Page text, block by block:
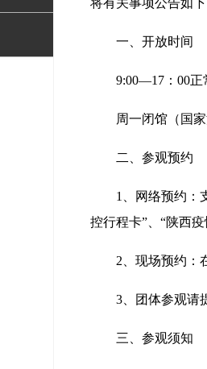
将有关事项公告如下
一、开放时间
9:00—17：00正
周一闭馆（国
二、参观预约
1、网络预约：
控行程卡”、“陕西
2、现场预约：
3、团体参观请
三、参观须知